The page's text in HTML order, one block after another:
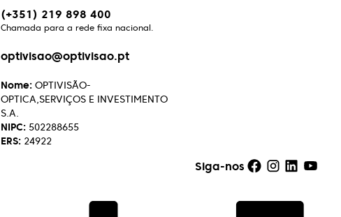
(+351) 219 898 400
Chamada para a rede fixa nacional.
optivisao@optivisao.pt
Nome: OPTIVISÃO-
OPTICA,SERVIÇOS E INVESTIMENTO
S.A.
NIPC: 502288655
ERS: 24922
Siga-nos